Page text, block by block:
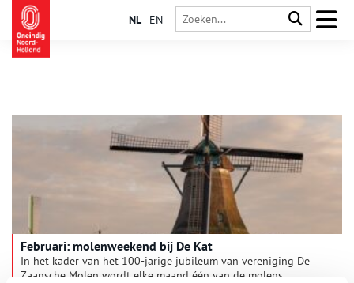
NL EN
Februari: molenweekend bij De Kat
In het kader van het 100-jarige jubileum van vereniging De
Zaansche Molen wordt elke maand één van de molens